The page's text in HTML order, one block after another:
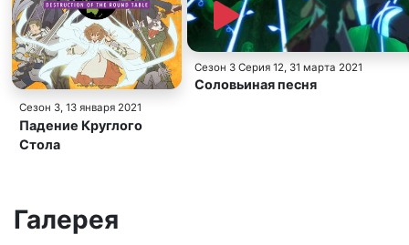
Сезон 3 13 января 2021
Падение Круглого
Стола
Сезон 3 Серия 12, 31 марта 2021
Соловьиная песня
Галерея